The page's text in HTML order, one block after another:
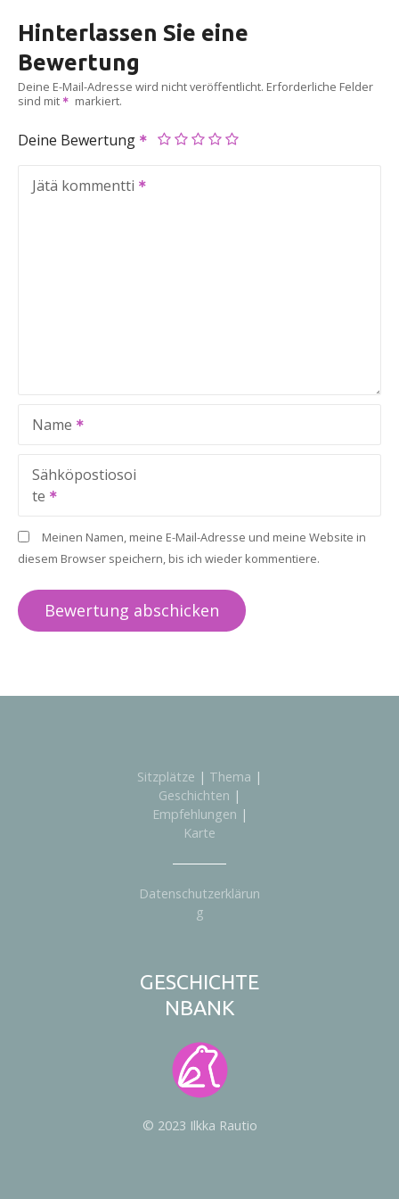
Hinterlassen Sie eine
Bewertung
Deine E-Mail-Adresse wird nicht veröffentlicht. Erforderliche Felder
sind mit
markiert.
Deine Bewertung
Jätä kommentti
Name
Sähköpostiosoi
te
Meinen Namen, meine E-Mail-Adresse und meine Website in
diesem Browser speichern, bis ich wieder kommentiere.
Sitzplätze | Thema |
Geschichten |
Empfehlungen |
Karte
Datenschutzerklärun
g
GESCHICHTE
NBANK
© 2023 Ilkka Rautio